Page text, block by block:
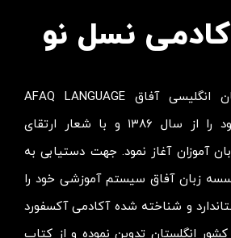
نسل نو
موسسه آموزش زبان انگلیسی آفاق AFAQ LANGUAGE
CENTER فعالیت خود را از سال ۱۳۸۶ و با شعار ارتقای
آموزان آغاز نمود. جهت دستیابی به
زبان آفاق سیستم آموزشی خود را
و شناخته شده آکادمی آکسفورد